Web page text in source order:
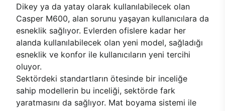
Dikey ya da yatay olarak kullanılabilecek olan
Casper M600, alan sorunu yaşayan kullanıcılara da
esneklik sağlıyor. Evlerden ofislere kadar her
alanda kullanılabilecek olan yeni model, sağladığı
esneklik ve konfor ile kullanıcıların yeni tercihi
oluyor.
Sektördeki standartların ötesinde bir inceliğe
sahip modellerin bu inceliği, sektörde fark
yaratmasını da sağlıyor. Mat boyama sistemi ile